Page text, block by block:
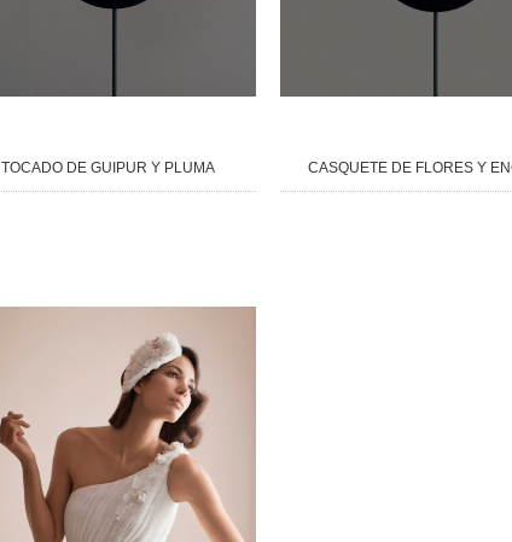
TOCADO DE GUIPUR Y PLUMA CASQUETE DE FLORES Y